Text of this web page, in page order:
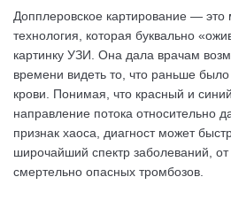
Допплеровское картирование —
технология, которая буквально
картинку УЗИ. Она дала врачам
времени видеть то, что раньше
крови. Понимая, что красный и
направление потока относительно
признак хаоса, диагност может
широчайший спектр заболеваний,
смертельно опасных тромбозов.